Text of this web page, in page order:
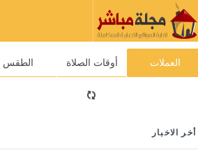
العملات أوقات الصلاة الطقس
أخر الاخبار